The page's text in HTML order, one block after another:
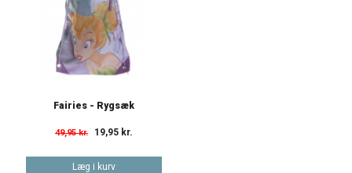
Fairies - Rygsæk
49,95 kr. 19,95 kr.
Læg i kurv